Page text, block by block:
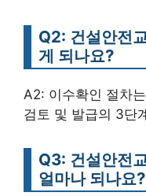
Q2: 건설안전
게 되나요?
A2: 이수확인 절차
검토 및 발급의 3단
Q3: 건설안전
얼마나 되나요?